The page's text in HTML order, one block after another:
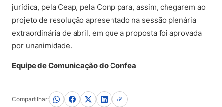
jurídica, pela Ceap, pela Conp para, assim, chegarem ao
projeto de resolução apresentado na sessão plenária
extraordinária de abril, em que a proposta foi aprovada
por unanimidade.
Equipe de Comunicação do Confea
Compartilhar: